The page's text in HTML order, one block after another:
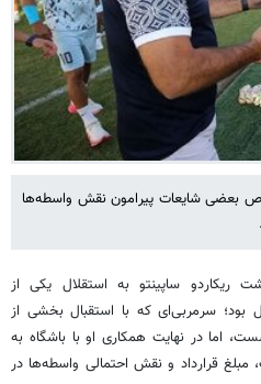
بعضی شایعات پیرامون نقش واسطه‌ها
ریکاردو ساپینتو به استقلال یکی از
سرمربی‌ای که با استقبال بخشی از
اما در نهایت همکاری او با باشگاه به
مبلغ قرارداد و نقش احتمالی واسطه‌ها در